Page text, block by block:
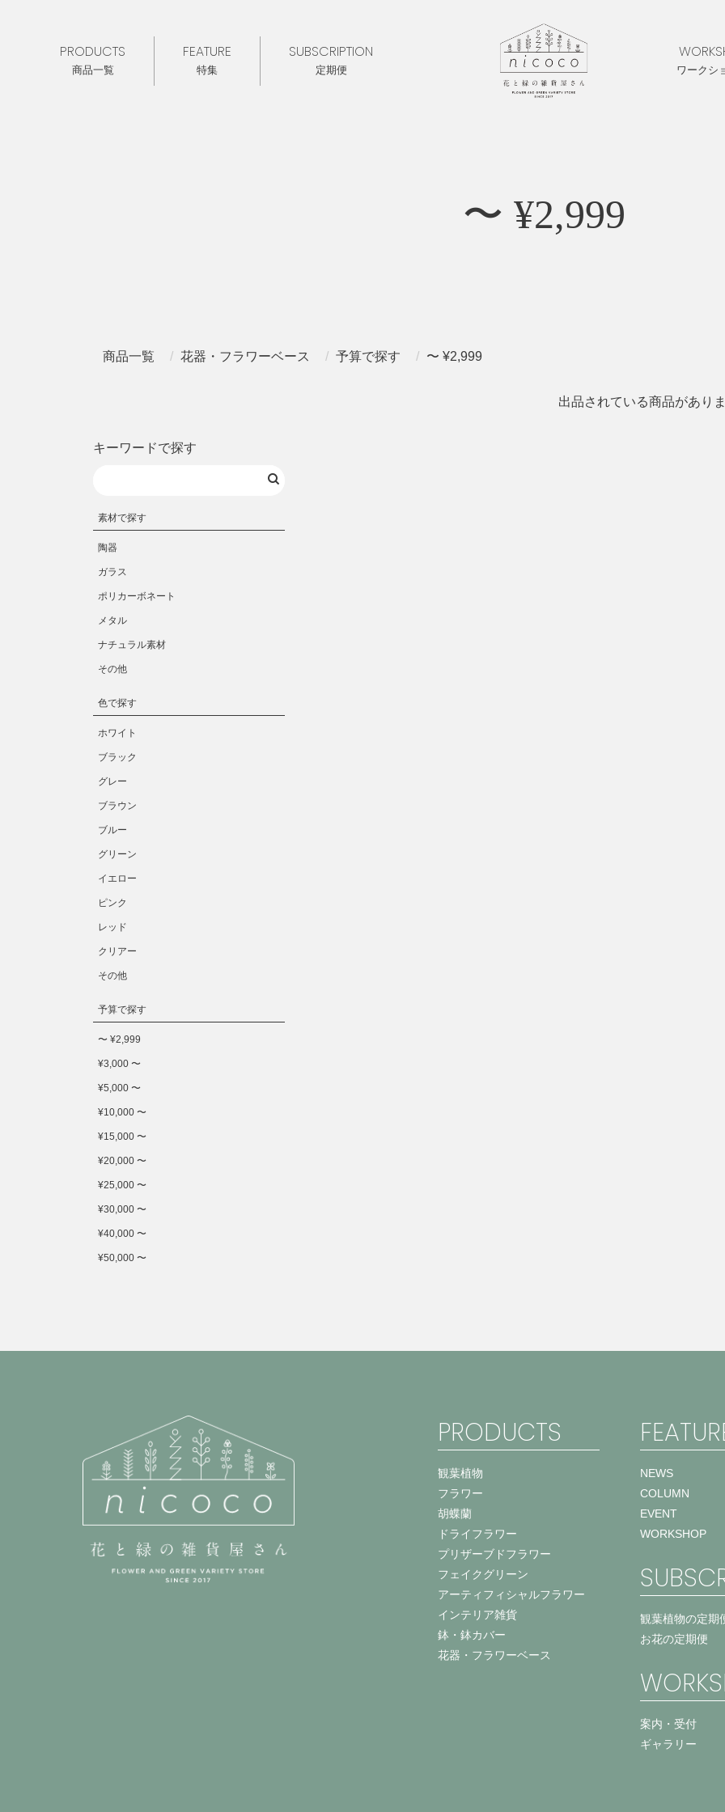
PRODUCTS
商品一覧
FEATURE
特集
SUBSCRIPTION
定期便 ワークシ
〜 ¥2,999
商品一覧 花器・フラワーベース 予算で探す 〜 ¥2,999
出品されている商品があり
キーワードで探す
素材で探す
陶器
ガラス
ポリカーボネート
メタル
ナチュラル素材
その他
色で探す
ホワイト
ブラック
グレー
ブラウン
ブルー
グリーン
イエロー
ピンク
レッド
クリアー
その他
予算で探す
〜 ¥2,999
¥3,000 〜
¥5,000 〜
¥10,000 〜
¥15,000 〜
¥20,000 〜
¥25,000 〜
¥30,000 〜
¥40,000 〜
¥50,000 〜
PRODUCTS
観葉植物
フラワー
胡蝶蘭
ドライフラワー
プリザーブドフラワー
フェイクグリーン
アーティフィシャルフラワー
インテリア雑貨
鉢・鉢カバー
花器・フラワーベース
NEWS
COLUMN
EVENT
WORKSHOP
観葉植物の定期
お花の定期便
案内・受付
ギャラリー